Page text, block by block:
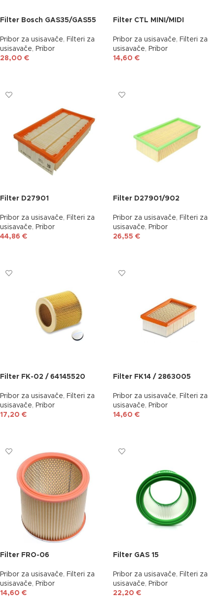
Filter Bosch GAS35/GAS55
Pribor za usisavače, Filteri za
usisavače, Pribor
28,00 €
Filter CTL MINI/MIDI
Pribor za usisavače, Filteri za
usisavače, Pribor
14,60 €
Filter D27901
Pribor za usisavače, Filteri za
usisavače, Pribor
44,86 €
Filter D27901/902
Pribor za usisavače, Filteri za
usisavače, Pribor
26,55 €
Filter FK-02 / 64145520
Pribor za usisavače, Filteri za
usisavače, Pribor
17,20 €
Filter FK14 / 2863005
Pribor za usisavače, Filteri za
usisavače, Pribor
14,60 €
Filter FRO-06
Pribor za usisavače, Filteri za
usisavače, Pribor
14,60 €
Filter GAS 15
Pribor za usisavače, Filteri za
usisavače, Pribor
22,20 €